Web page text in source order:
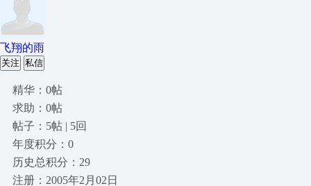
飞翔的雨
关注 私信
精华：0帖
求助：0帖
帖子：5帖 | 5回
年度积分：0
历史总积分：29
注册：2005年2月02日